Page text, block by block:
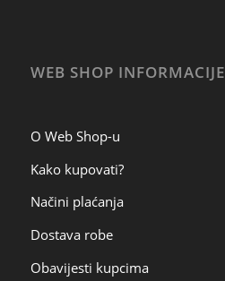
WEB SHOP INFORMACIJE
O Web Shop-u
Kako kupovati?
Načini plaćanja
Dostava robe
Obavijesti kupcima